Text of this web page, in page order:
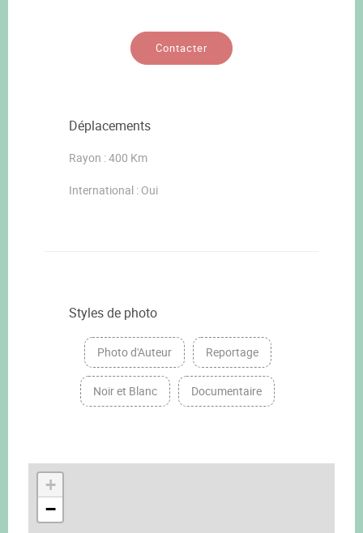
Contacter
Déplacements
Rayon : 400 Km
International : Oui
Styles de photo
Photo d'Auteur Reportage
Noir et Blanc Documentaire
+
−